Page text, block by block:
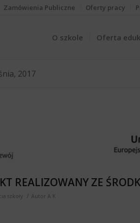
Zamówienia Publiczne Oferty pracy
O szkole Oferta
2017
REALIZOWANY ZE
szkoły / AutorA K